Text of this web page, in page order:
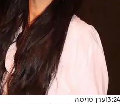
13:24ערן סויסה